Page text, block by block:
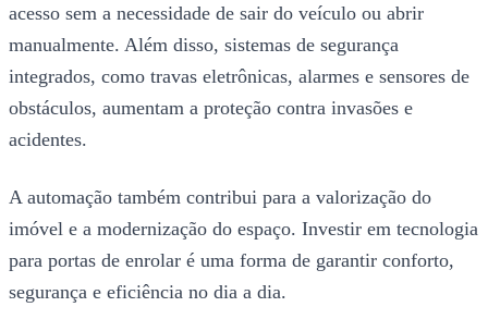
acesso sem a necessidade de sair do veículo ou abrir
manualmente. Além disso, sistemas de segurança
integrados, como travas eletrônicas, alarmes e sensores de
obstáculos, aumentam a proteção contra invasões e
acidentes.
A automação também contribui para a valorização do
imóvel e a modernização do espaço. Investir em tecnologia
para portas de enrolar é uma forma de garantir conforto,
segurança e eficiência no dia a dia.